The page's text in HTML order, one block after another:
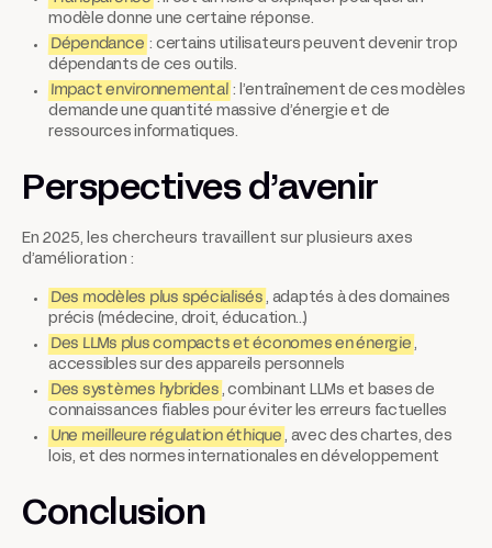
modèle donne une certaine réponse.
Dépendance : certains utilisateurs peuvent devenir trop
dépendants de ces outils.
Impact environnemental : l’entraînement de ces modèles
demande une quantité massive d’énergie et de
ressources informatiques.
Perspectives d’avenir
En 2025, les chercheurs travaillent sur plusieurs axes
d’amélioration :
Des modèles plus spécialisés , adaptés à des domaines
précis (médecine, droit, éducation…)
Des LLMs plus compacts et économes en énergie ,
accessibles sur des appareils personnels
Des systèmes hybrides , combinant LLMs et bases de
connaissances fiables pour éviter les erreurs factuelles
Une meilleure régulation éthique , avec des chartes, des
lois, et des normes internationales en développement
Conclusion